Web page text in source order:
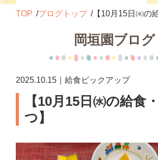
TOP ブログトップ 【10月15日㈬の
岡垣園ブログ
2025.10.15｜給食ピックアップ
【10月15日㈬の給食
つ】